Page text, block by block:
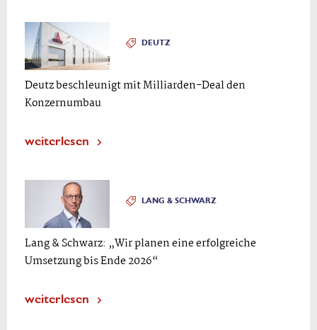
DEUTZ
Deutz beschleunigt mit Milliarden-Deal den
Konzernumbau
weiterlesen
LANG & SCHWARZ
Lang & Schwarz: „Wir planen eine erfolgreiche
Umsetzung bis Ende 2026“
weiterlesen